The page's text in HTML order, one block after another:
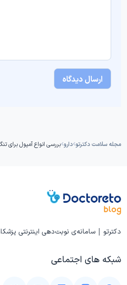
مجله سلامت دکترتو دارو بررسی انواع آمپول برای
دکترتو | سامانه‌ی نوبت‌دهی اینترنتی
شبکه های اجتماعی